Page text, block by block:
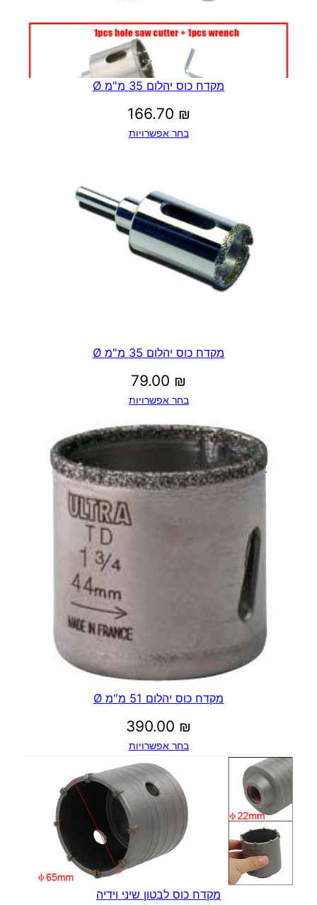
מקדח כוס יהלום 35 מ"מ Ø
166.70 ₪
בחר אפשרויות
מקדח כוס יהלום 35 מ"מ Ø
79.00 ₪
בחר אפשרויות
מקדח כוס יהלום 51 מ"מ Ø
390.00 ₪
בחר אפשרויות
מקדח כוס לבטון שיני וידיה